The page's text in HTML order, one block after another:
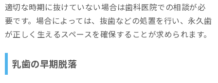
適切な時期に抜けていない場合は歯科医院での相談が必
要です。場合によっては、抜歯などの処置を行い、永久歯
が正しく生えるスペースを確保することが求められます。
乳歯の早期脱落